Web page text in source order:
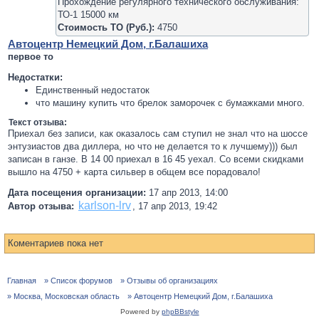
ТО-1 15000 км
Стоимость ТО (Руб.): 4750
Автоцентр Немецкий Дом, г.Балашиха
первое то
Недостатки:
Единственный недостаток
что машину купить что брелок заморочек с бумажками много.
Текст отзыва:
Приехал без записи, как оказалось сам ступил не знал что на шоссе
энтузиастов два диллера, но что не делается то к лучшему))) был
записан в ганзе. В 14 00 приехал в 16 45 уехал. Со всеми скидками
вышло на 4750 + карта сильвер в общем все порадовало!
Дата посещения организации: 17 апр 2013, 14:00
Автор отзыва: karlson-lrv , 17 апр 2013, 19:42
Коментариев пока нет
Главная » Список форумов
» Отзывы об организациях
» Москва, Московская область
» Автоцентр Немецкий Дом, г.Балашиха
Powered by phpBBstyle